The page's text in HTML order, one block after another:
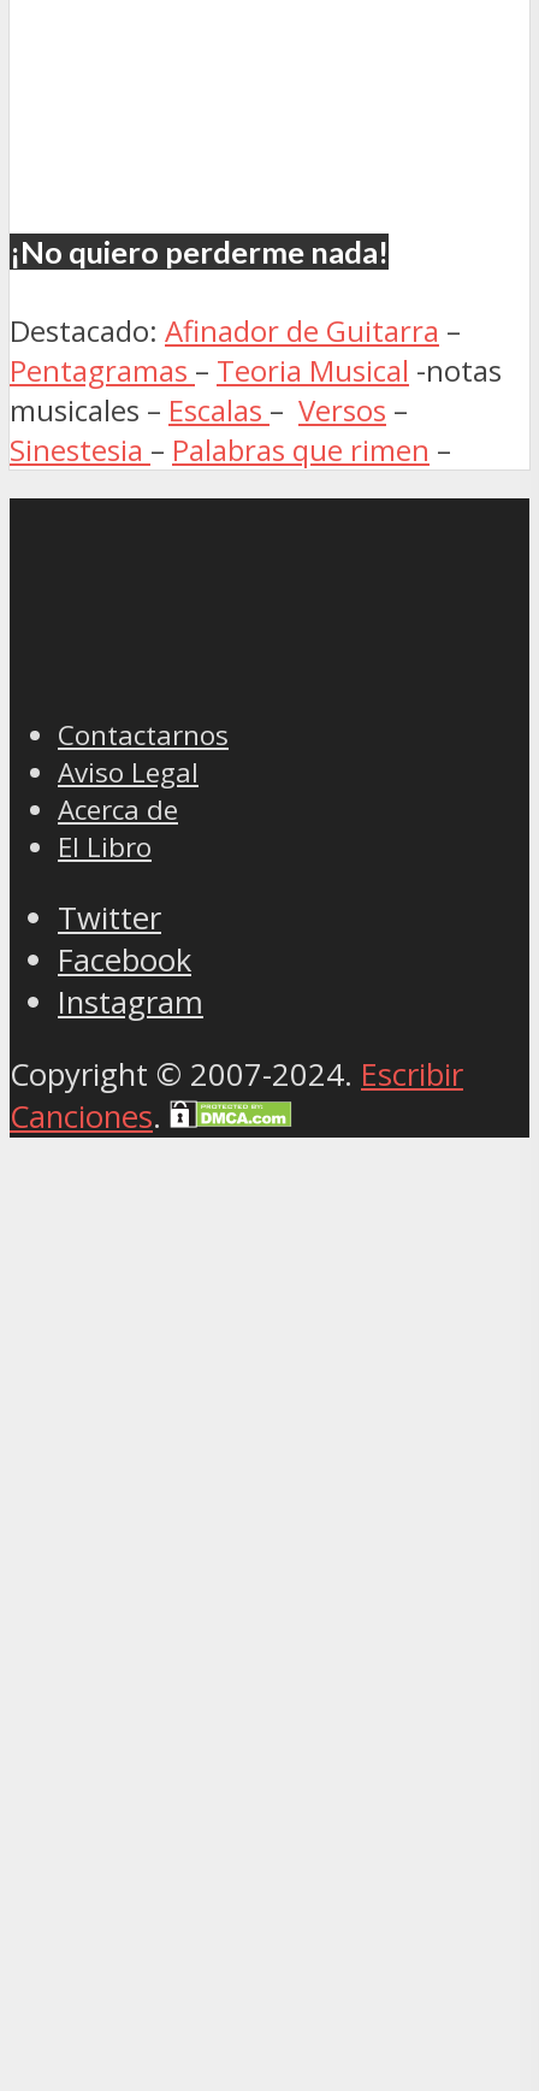
¡No quiero perderme nada!
Destacado: Afinador de Guitarra –
Pentagramas – Teoria Musical -notas
musicales – Escalas – Versos –
Sinestesia – Palabras que rimen –
Contactarnos
Aviso Legal
Acerca de
El Libro
Twitter
Facebook
Instagram
Copyright © 2007-2024. Escribir
Canciones.